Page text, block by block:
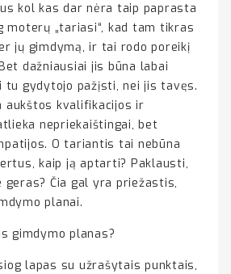
kol kas dar nėra taip paprasta
moterų „tariasi“, kad tam tikras
jų gimdymą, ir tai rodo poreikį
dažniausiai jis būna labai
tu gydytojo pažįsti, nei jis tavęs.
aukštos kvalifikacijos ir
nepriekaištingai, bet
O tariantis tai nebūna
kaip ją aptarti? Paklausti,
Čia gal yra priežastis,
planai.
gimdymo planas?
lapas su užrašytais punktais,